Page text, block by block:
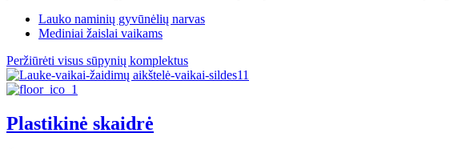
Lauko naminių gyvūnėlių narvas
Mediniai žaislai vaikams
Peržiūrėti visus sūpynių komplektus
Plastikinė skaidrė